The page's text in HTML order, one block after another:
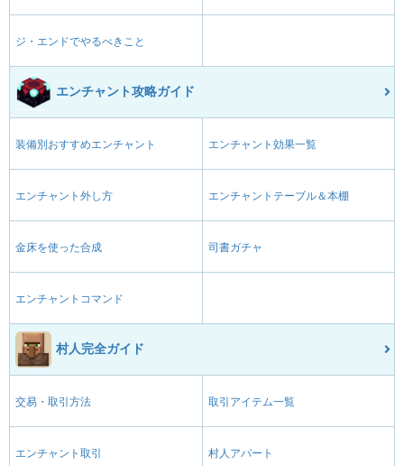
ジ・エンドでやるべきこと
エンチャント攻略ガイド
装備別おすすめエンチャント エンチャント効果一覧
エンチャント外し方 エンチャントテーブル＆本棚
金床を使った合成 司書ガチャ
エンチャントコマンド
村人完全ガイド
交易・取引方法 取引アイテム一覧
エンチャント取引 村人アパート